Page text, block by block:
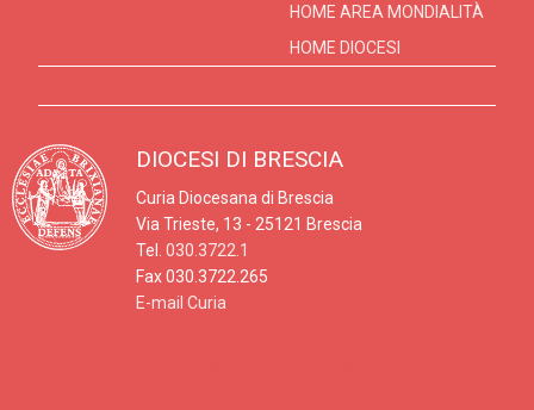
i
g
DIOCESI DI BRESCIA
Curia Diocesana di Brescia
Via Trieste, 13 - 25121 Brescia
Tel. 030.3722.1
Fax 030.3722.265
E-mail Curia
HOME AREA MONDIALITÀ
HOME DIOCESI